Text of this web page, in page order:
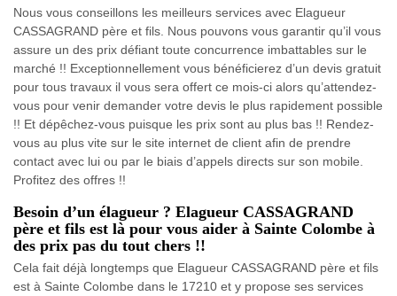
Nous vous conseillons les meilleurs services avec Elagueur
CASSAGRAND père et fils. Nous pouvons vous garantir qu’il vous
assure un des prix défiant toute concurrence imbattables sur le
marché !! Exceptionnellement vous bénéficierez d’un devis gratuit
pour tous travaux il vous sera offert ce mois-ci alors qu’attendez-
vous pour venir demander votre devis le plus rapidement possible
!! Et dépêchez-vous puisque les prix sont au plus bas !! Rendez-
vous au plus vite sur le site internet de client afin de prendre
contact avec lui ou par le biais d’appels directs sur son mobile.
Profitez des offres !!
Besoin d’un élagueur ? Elagueur CASSAGRAND
père et fils est là pour vous aider à Sainte Colombe à
des prix pas du tout chers !!
Cela fait déjà longtemps que Elagueur CASSAGRAND père et fils
est à Sainte Colombe dans le 17210 et y propose ses services